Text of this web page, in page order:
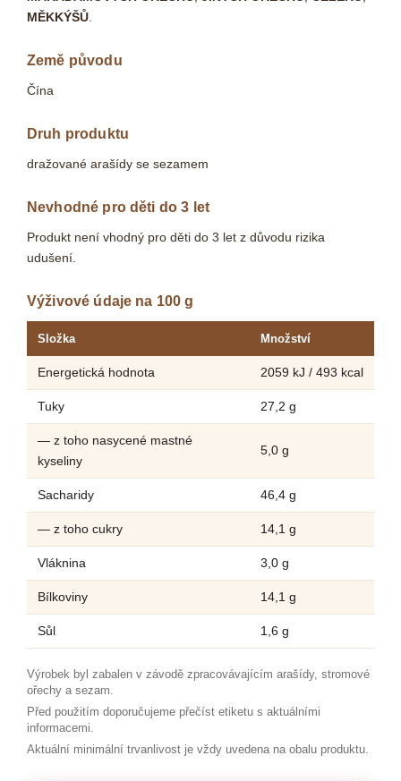
MĚKKÝŠŮ
Země původu
Čína
Druh produktu
dražované arašídy se sezamem
Nevhodné pro děti do 3 let
Produkt není vhodný pro děti do 3 let z důvodu rizika
udušení.
Výživové údaje na 100 g
Složka Množství
Energetická hodnota 2059 kJ / 493 kcal
Tuky 27,2 g
— z toho nasycené mastné
kyseliny
5,0 g
Sacharidy 46,4 g
— z toho cukry 14,1 g
Vláknina 3,0 g
Bílkoviny 14,1 g
Sůl 1,6 g
Výrobek byl zabalen v závodě zpracovávajícím arašídy, stromové
ořechy a sezam.
Před použitím doporučujeme přečíst etiketu s aktuálními
informacemi.
Aktuální minimální trvanlivost je vždy uvedena na obalu produktu.